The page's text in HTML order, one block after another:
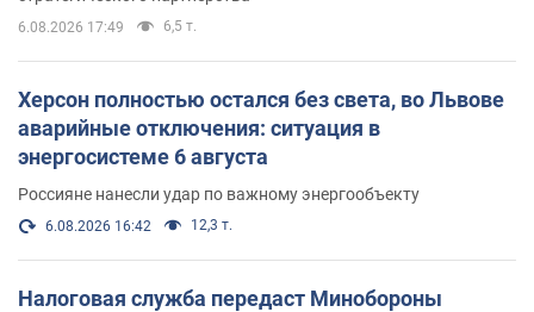
6.08.2026 17:49 6,5 т.
Херсон полностью остался без света, во Львове
аварийные отключения: ситуация в
энергосистеме 6 августа
Россияне нанесли удар по важному энергообъекту
6.08.2026 16:42 12,3 т.
Налоговая служба передаст Минобороны